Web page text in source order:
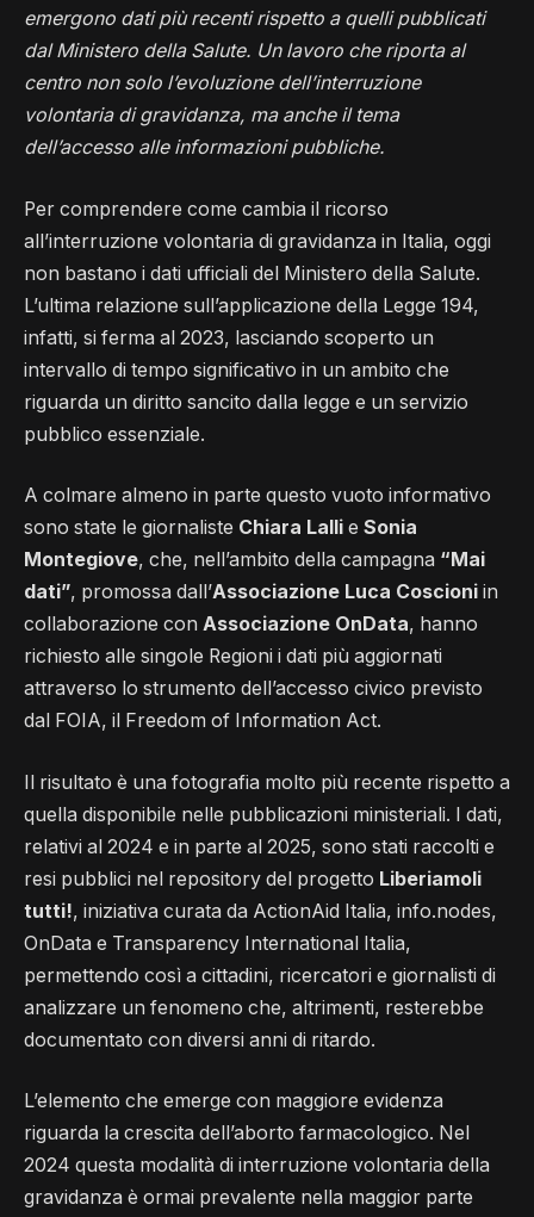
emergono dati più recenti rispetto a quelli pubblicati
dal Ministero della Salute. Un lavoro che riporta al
centro non solo l’evoluzione dell’interruzione
volontaria di gravidanza, ma anche il tema
dell’accesso alle informazioni pubbliche.
Per comprendere come cambia il ricorso
all’interruzione volontaria di gravidanza in Italia, oggi
non bastano i dati ufficiali del Ministero della Salute.
L’ultima relazione sull’applicazione della Legge 194,
infatti, si ferma al 2023, lasciando scoperto un
intervallo di tempo significativo in un ambito che
riguarda un diritto sancito dalla legge e un servizio
pubblico essenziale.
A colmare almeno in parte questo vuoto informativo
sono state le giornaliste Chiara Lalli e Sonia
Montegiove, che, nell’ambito della campagna “Mai
dati”, promossa dall’Associazione Luca Coscioni in
collaborazione con Associazione OnData, hanno
richiesto alle singole Regioni i dati più aggiornati
attraverso lo strumento dell’accesso civico previsto
dal FOIA, il Freedom of Information Act.
Il risultato è una fotografia molto più recente rispetto a
quella disponibile nelle pubblicazioni ministeriali. I dati,
relativi al 2024 e in parte al 2025, sono stati raccolti e
resi pubblici nel repository del progetto Liberiamoli
tutti!, iniziativa curata da ActionAid Italia, info.nodes,
OnData e Transparency International Italia,
permettendo così a cittadini, ricercatori e giornalisti di
analizzare un fenomeno che, altrimenti, resterebbe
documentato con diversi anni di ritardo.
L’elemento che emerge con maggiore evidenza
riguarda la crescita dell’aborto farmacologico. Nel
2024 questa modalità di interruzione volontaria della
gravidanza è ormai prevalente nella maggior parte